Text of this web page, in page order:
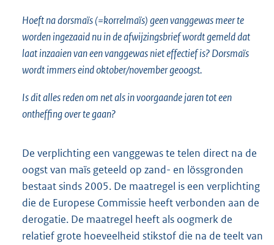
Hoeft na dorsmaïs (=korrelmaïs) geen vanggewas meer te
worden ingezaaid nu in de afwijzingsbrief wordt gemeld dat
laat inzaaien van een vanggewas niet effectief is? Dorsmaïs
wordt immers eind oktober/november geoogst.
Is dit alles reden om net als in voorgaande jaren tot een
ontheffing over te gaan?
De verplichting een vanggewas te telen direct na de
oogst van maïs geteeld op zand- en lössgronden
bestaat sinds 2005. De maatregel is een verplichting
die de Europese Commissie heeft verbonden aan de
derogatie. De maatregel heeft als oogmerk de
relatief grote hoeveelheid stikstof die na de teelt van